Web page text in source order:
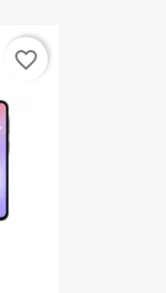
favorite_border